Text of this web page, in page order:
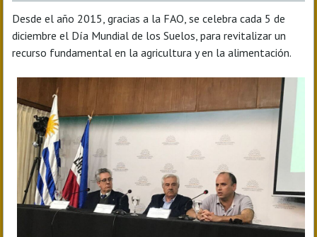
Desde el año 2015, gracias a la FAO, se celebra cada 5 de
diciembre el Día Mundial de los Suelos, para revitalizar un
recurso fundamental en la agricultura y en la alimentación.